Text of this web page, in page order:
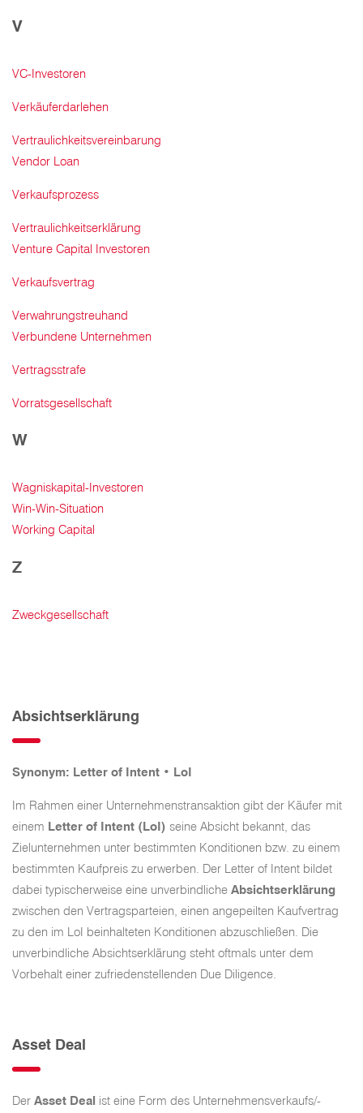
V
VC-Investoren
Verkäuferdarlehen
Vertraulichkeitsvereinbarung
Vendor Loan
Verkaufsprozess
Vertraulichkeitserklärung
Venture Capital Investoren
Verkaufsvertrag
Verwahrungstreuhand
Verbundene Unternehmen
Vertragsstrafe
Vorratsgesellschaft
W
Wagniskapital-Investoren
Win-Win-Situation
Working Capital
Z
Zweckgesellschaft
Absichtserklärung
Synonym: Letter of Intent • LoI
Im Rahmen einer Unternehmenstransaktion gibt der Käufer mit
einem Letter of Intent (LoI) seine Absicht bekannt, das
Zielunternehmen unter bestimmten Konditionen bzw. zu einem
bestimmten Kaufpreis zu erwerben. Der Letter of Intent bildet
dabei typischerweise eine unverbindliche Absichtserklärung
zwischen den Vertragsparteien, einen angepeilten Kaufvertrag
zu den im LoI beinhalteten Konditionen abzuschließen. Die
unverbindliche Absichtserklärung steht oftmals unter dem
Vorbehalt einer zufriedenstellenden Due Diligence.
Asset Deal
Der Asset Deal ist eine Form des Unternehmensverkaufs/-